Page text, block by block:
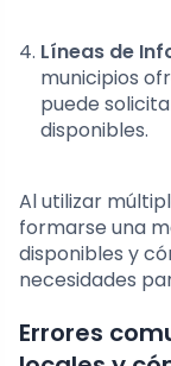
Líneas de
municipios
puede
disponibles.
Al utilizar
formarse una
disponibles y
necesidades
Errores